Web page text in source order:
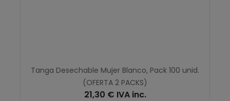
Tanga Desechable Mujer Blanco, Pack 100 unid.
(OFERTA 2 PACKS)
21,30 € IVA inc.